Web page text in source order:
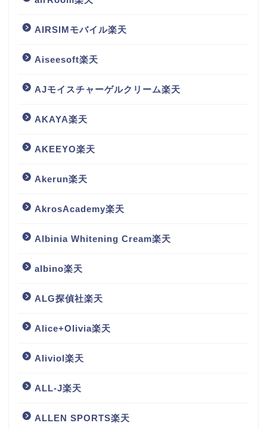
AIRSIMモバイル楽天
Aiseesoft楽天
AJモイスチャーゲルクリーム楽天
AKAYA楽天
AKEEYO楽天
Akerun楽天
AkrosAcademy楽天
Albinia Whitening Cream楽天
albino楽天
ALG探偵社楽天
Alice+Olivia楽天
Aliviol楽天
ALL-J楽天
ALLEN SPORTS楽天